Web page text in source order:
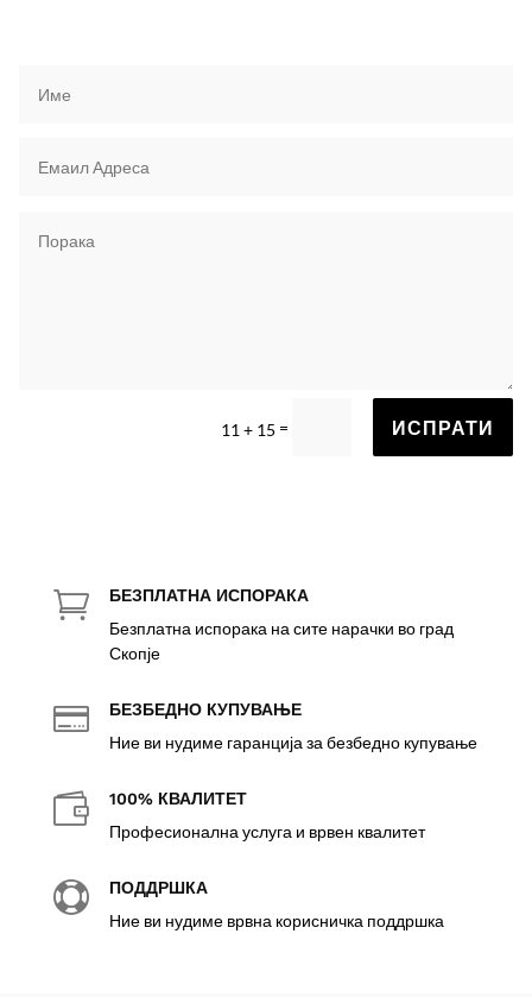
11 + 15 = ИСПРАТИ
 БЕЗПЛАТНА ИСПОРАКА
Безплатна испорака на сите нарачки во град
Скопје
 БЕЗБЕДНО КУПУВАЊЕ
Ние ви нудиме гаранција за безбедно купување
 100% КВАЛИТЕТ
Професионална услуга и врвен квалитет
 ПОДДРШКА
Ние ви нудиме врвна корисничка поддршка